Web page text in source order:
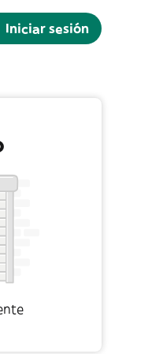
Iniciar sesión